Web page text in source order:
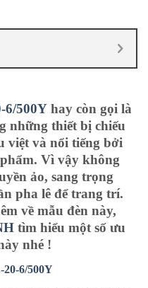
6/500Y hay còn gọi là
những thiết bị chiếu
việt và nổi tiếng bởi
Vì vậy không
ảo, sang trọng
pha lê để trang trí.
về mẫu đèn này,
tìm hiểu một số ưu
nhé !
20-6/500Y